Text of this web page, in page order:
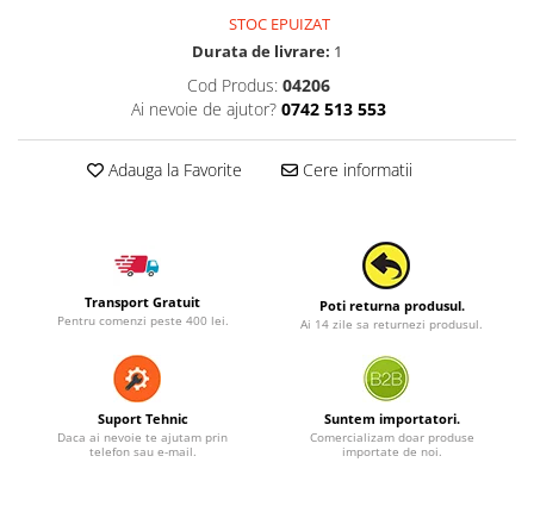
STOC EPUIZAT
Durata de livrare: 1
Cod Produs: 04206
Ai nevoie de ajutor? 0742 513 553
Adauga la Favorite Cere informatii
Transport Gratuit
Pentru comenzi peste 400 lei.
Poti returna produsul.
Ai 14 zile sa returnezi produsul.
Suport Tehnic
Daca ai nevoie te ajutam prin
telefon sau e-mail.
Suntem importatori.
Comercializam doar produse
importate de noi.